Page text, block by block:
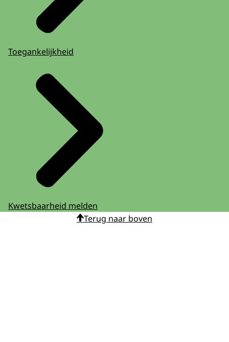
Toegankelijkheid
Kwetsbaarheid melden
Terug naar boven